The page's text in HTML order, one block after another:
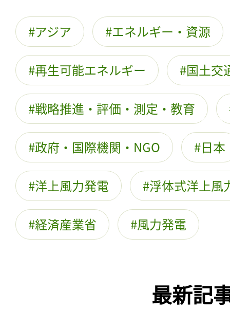
アジア エネルギー・資源
再生可能エネルギー 国土交
戦略推進・評価・測定・教育
政府・国際機関・NGO 日本
洋上風力発電 浮体式洋上風
経済産業省 風力発電
最新記